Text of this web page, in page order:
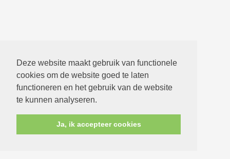
Deze website maakt gebruik van functionele
cookies om de website goed te laten
functioneren en het gebruik van de website
te kunnen analyseren.
Ja, ik accepteer cookies